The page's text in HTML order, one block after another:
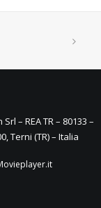
– REA TR – 80133 –
Terni (TR) – Italia